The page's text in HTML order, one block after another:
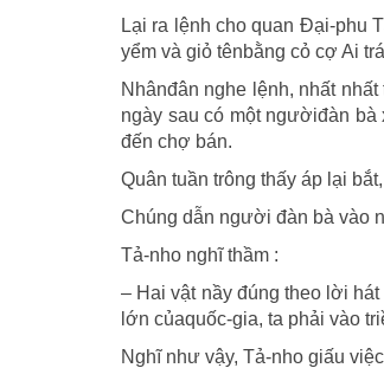
Lại ra lệnh cho quan Ðại-phu
yểm và giỏ tênbằng cỏ cợ Ai
Nhânđân nghe lệnh, nhất
ngày sau có một ngườiđàn
đến chợ bán.
Quân tuần trông thấy áp lại
Chúng dẫn người đàn bà vào
Tả-nho nghĩ thầm :
– Hai vật nầy đúng theo lời
lớn củaquốc-gia, ta phải vào
Nghĩ như vậy, Tả-nho giấu